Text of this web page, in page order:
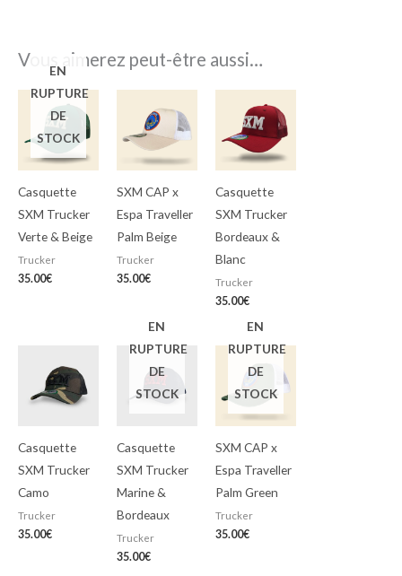
Vous aimerez peut-être aussi…
EN
RUPTURE
DE
STOCK
Casquette
SXM Trucker
Verte & Beige
Trucker
35.00€
SXM CAP x
Espa Traveller
Palm Beige
Trucker
35.00€
Casquette
SXM Trucker
Bordeaux &
Blanc
Trucker
35.00€
Casquette
SXM Trucker
Camo
Trucker
35.00€
EN
RUPTURE
DE
STOCK
Casquette
SXM Trucker
Marine &
Bordeaux
Trucker
35.00€
EN
RUPTURE
DE
STOCK
SXM CAP x
Espa Traveller
Palm Green
Trucker
35.00€